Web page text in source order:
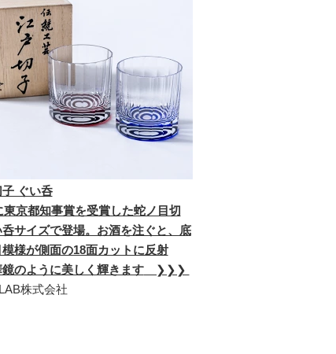
ぐい呑
東京都知事賞を受賞した蛇ノ目切
サイズで登場。お酒を注ぐと、底
様が側面の18面カットに反射
鏡のように美しく輝きます❯❯❯
株式会社